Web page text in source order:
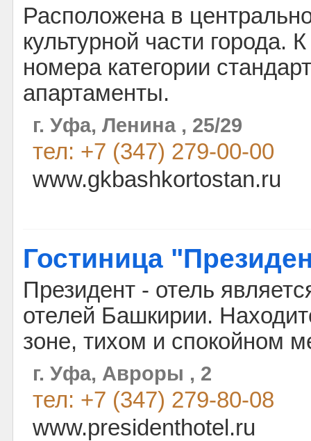
Расположена в
культурной части города.
номера категории
апартаменты.
г. Уфа, Ленина , 25/29
тел: +7 (347) 279-00-00
www.gkbashkortostan.ru
Гостиница
Президент - отель
отелей Башкирии.
зоне, тихом и спокойном
г. Уфа, Авроры , 2
тел: +7 (347) 279-80-08
www.presidenthotel.ru